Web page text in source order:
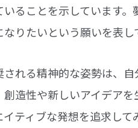
ることを示しています
りたいという願いを表し
される精神的な姿勢は、
創造性や新しいアイデア
ティブな発想を追求して